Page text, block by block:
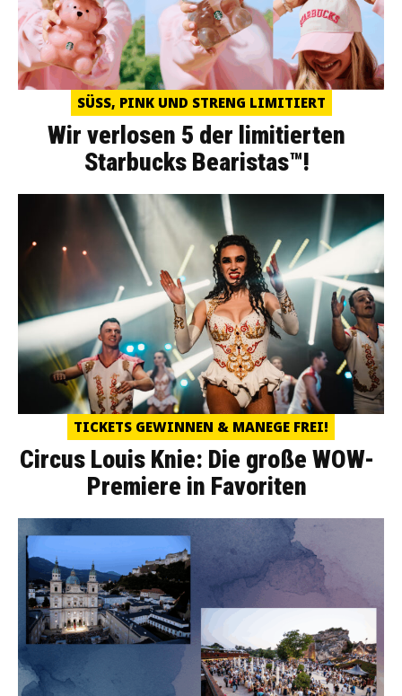
SÜSS, PINK UND STRENG LIMITIERT
Wir verlosen 5 der limitierten
Starbucks Bearistas™!
TICKETS GEWINNEN & MANEGE FREI!
Circus Louis Knie: Die große WOW-
Premiere in Favoriten